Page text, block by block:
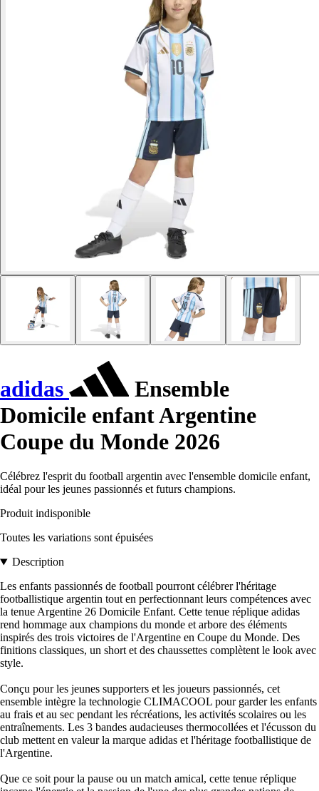
adidas
Ensemble
Domicile enfant Argentine
Coupe du Monde 2026
Célébrez l'esprit du football argentin avec l'ensemble domicile enfant,
idéal pour les jeunes passionnés et futurs champions.
Produit indisponible
Toutes les variations sont épuisées
Description
Les enfants passionnés de football pourront célébrer l'héritage
footballistique argentin tout en perfectionnant leurs compétences avec
la tenue Argentine 26 Domicile Enfant. Cette tenue réplique adidas
rend hommage aux champions du monde et arbore des éléments
inspirés des trois victoires de l'Argentine en Coupe du Monde. Des
finitions classiques, un short et des chaussettes complètent le look avec
style.
Conçu pour les jeunes supporters et les joueurs passionnés, cet
ensemble intègre la technologie CLIMACOOL pour garder les enfants
au frais et au sec pendant les récréations, les activités scolaires ou les
entraînements. Les 3 bandes audacieuses thermocollées et l'écusson du
club mettent en valeur la marque adidas et l'héritage footballistique de
l'Argentine.
Que ce soit pour la pause ou un match amical, cette tenue réplique